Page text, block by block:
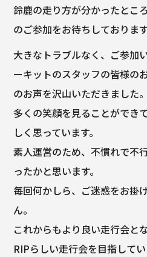
鈴鹿の走り方が分かったとこ
のご参加をお待ちしておりま
大きなトラブルなく、ご参加
ーキットのスタッフの皆様の
のお声を沢山いただきました。
多くの笑顔を見ることができ
しく思っています。
素人運営のため、不慣れで不
ったかと思います。
毎回何かしら、ご迷惑をお掛
ん。
これからもより良い走行会と
RIPらしい走行会を目指して